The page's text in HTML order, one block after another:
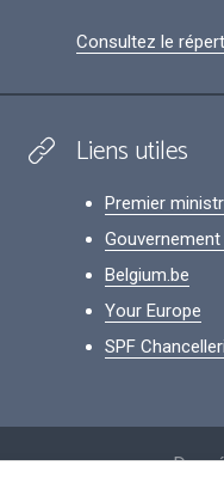
Consultez le
Liens utiles
Premier
Belgium.be
Your Europe
SPF